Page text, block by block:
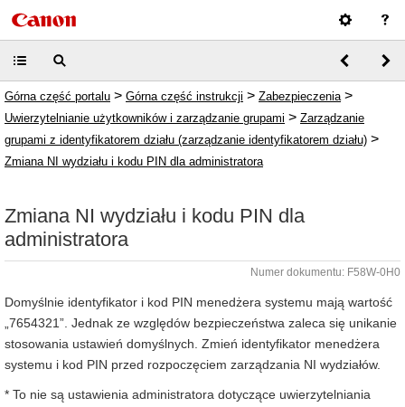
Górna część portalu > Górna część instrukcji > Zabezpieczenia >
Uwierzytelnianie użytkowników i zarządzanie grupami > Zarządzanie
grupami z identyfikatorem działu (zarządzanie identyfikatorem działu) >
Zmiana NI wydziału i kodu PIN dla administratora
Zmiana NI wydziału i kodu PIN dla
administratora
Numer dokumentu: F58W-0H0
Domyślnie identyfikator i kod PIN menedżera systemu mają wartość
„7654321”. Jednak ze względów bezpieczeństwa zaleca się unikanie
stosowania ustawień domyślnych. Zmień identyfikator menedżera
systemu i kod PIN przed rozpoczęciem zarządzania NI wydziałów.
* To nie są ustawienia administratora dotyczące uwierzytelniania